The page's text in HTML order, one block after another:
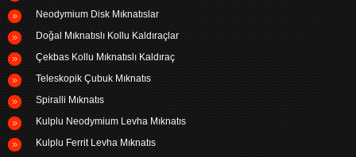
Neodymium Disk Mıknatıslar
Doğal Mıknatıslı Kollu Kaldıraçlar
Çekbas Kollu Mıknatıslı Kaldıraç
Teleskopik Çubuk Mıknatıs
Spiralli Mıknatıs
Kulplu Neodymium Levha Mıknatıs
Kulplu Ferrit Levha Mıknatıs